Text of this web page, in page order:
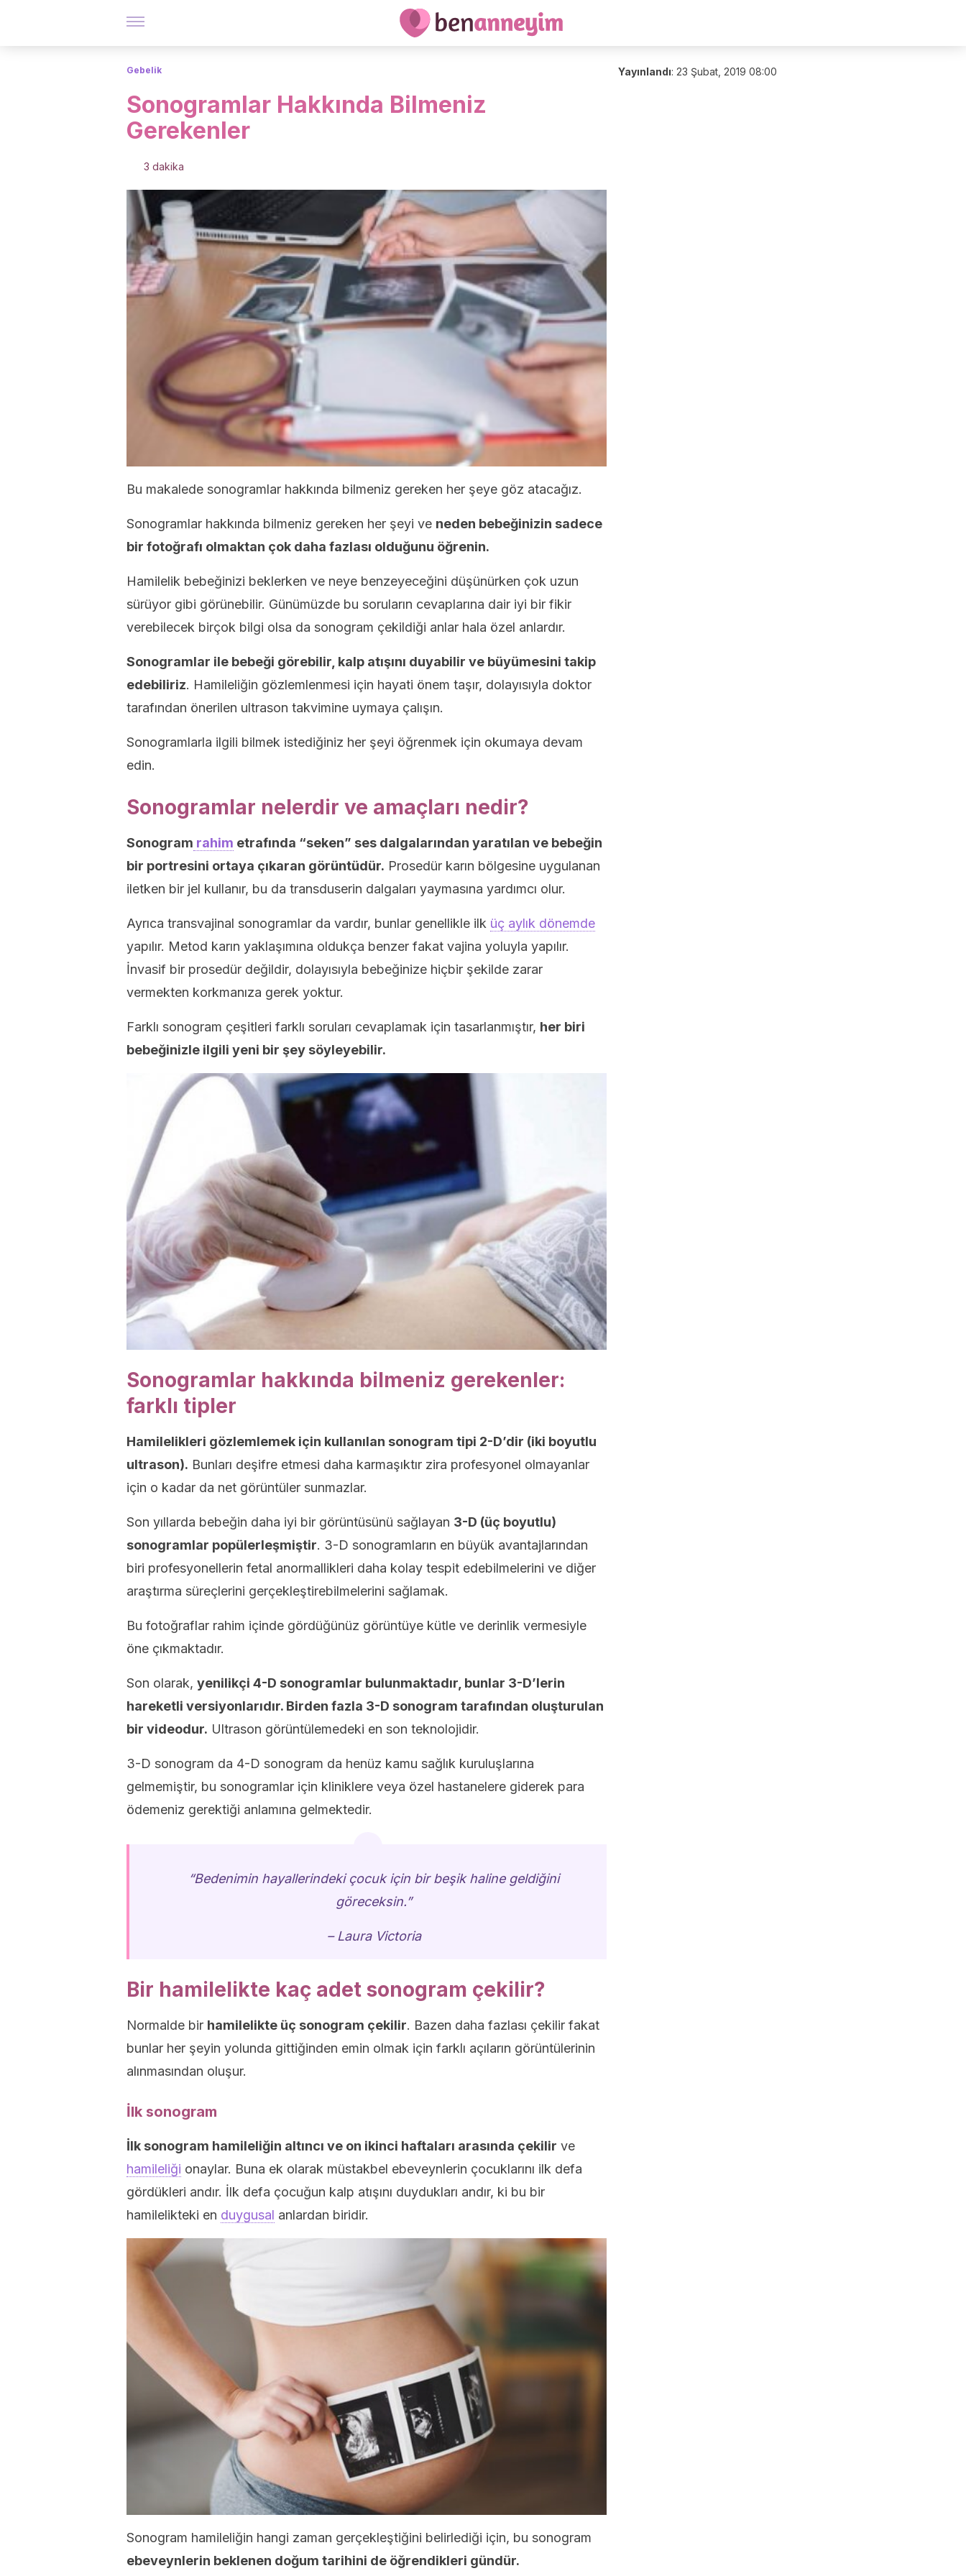
Gebelik
Sonogramlar Hakkında Bilmeniz
Gerekenler
3 dakika
Bu makalede sonogramlar hakkında bilmeniz gereken her şeye göz atacağız.
Sonogramlar hakkında bilmeniz gereken her şeyi ve neden bebeğinizin sadece
bir fotoğrafı olmaktan çok daha fazlası olduğunu öğrenin.
Hamilelik bebeğinizi beklerken ve neye benzeyeceğini düşünürken çok uzun
sürüyor gibi görünebilir. Günümüzde bu soruların cevaplarına dair iyi bir fikir
verebilecek birçok bilgi olsa da sonogram çekildiği anlar hala özel anlardır.
Sonogramlar ile bebeği görebilir, kalp atışını duyabilir ve büyümesini takip
edebiliriz. Hamileliğin gözlemlenmesi için hayati önem taşır, dolayısıyla doktor
tarafından önerilen ultrason takvimine uymaya çalışın.
Sonogramlarla ilgili bilmek istediğiniz her şeyi öğrenmek için okumaya devam
edin.
Sonogramlar nelerdir ve amaçları nedir?
Sonogram rahim etrafında “seken” ses dalgalarından yaratılan ve bebeğin
bir portresini ortaya çıkaran görüntüdür. Prosedür karın bölgesine uygulanan
iletken bir jel kullanır, bu da transduserin dalgaları yaymasına yardımcı olur.
Ayrıca transvajinal sonogramlar da vardır, bunlar genellikle ilk üç aylık dönemde
yapılır. Metod karın yaklaşımına oldukça benzer fakat vajina yoluyla yapılır.
İnvasif bir prosedür değildir, dolayısıyla bebeğinize hiçbir şekilde zarar
vermekten korkmanıza gerek yoktur.
Farklı sonogram çeşitleri farklı soruları cevaplamak için tasarlanmıştır, her biri
bebeğinizle ilgili yeni bir şey söyleyebilir.
Sonogramlar hakkında bilmeniz gerekenler:
farklı tipler
Hamilelikleri gözlemlemek için kullanılan sonogram tipi 2-D’dir (iki boyutlu
ultrason). Bunları deşifre etmesi daha karmaşıktır zira profesyonel olmayanlar
için o kadar da net görüntüler sunmazlar.
Son yıllarda bebeğin daha iyi bir görüntüsünü sağlayan 3-D (üç boyutlu)
sonogramlar popülerleşmiştir. 3-D sonogramların en büyük avantajlarından
biri profesyonellerin fetal anormallikleri daha kolay tespit edebilmelerini ve diğer
araştırma süreçlerini gerçekleştirebilmelerini sağlamak.
Bu fotoğraflar rahim içinde gördüğünüz görüntüye kütle ve derinlik vermesiyle
öne çıkmaktadır.
Son olarak, yenilikçi 4-D sonogramlar bulunmaktadır, bunlar 3-D’lerin
hareketli versiyonlarıdır. Birden fazla 3-D sonogram tarafından oluşturulan
bir videodur. Ultrason görüntülemedeki en son teknolojidir.
3-D sonogram da 4-D sonogram da henüz kamu sağlık kuruluşlarına
gelmemiştir, bu sonogramlar için kliniklere veya özel hastanelere giderek para
ödemeniz gerektiği anlamına gelmektedir.
“Bedenimin hayallerindeki çocuk için bir beşik haline geldiğini
göreceksin.”
– Laura Victoria
Bir hamilelikte kaç adet sonogram çekilir?
Normalde bir hamilelikte üç sonogram çekilir. Bazen daha fazlası çekilir fakat
bunlar her şeyin yolunda gittiğinden emin olmak için farklı açıların görüntülerinin
alınmasından oluşur.
İlk sonogram
İlk sonogram hamileliğin altıncı ve on ikinci haftaları arasında çekilir ve
hamileliği onaylar. Buna ek olarak müstakbel ebeveynlerin çocuklarını ilk defa
gördükleri andır. İlk defa çocuğun kalp atışını duydukları andır, ki bu bir
hamilelikteki en duygusal anlardan biridir.
Sonogram hamileliğin hangi zaman gerçekleştiğini belirlediği için, bu sonogram
ebeveynlerin beklenen doğum tarihini de öğrendikleri gündür.
Yayınlandı: 23 Şubat, 2019 08:00